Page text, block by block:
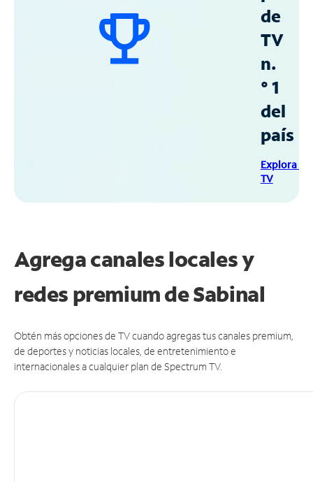
de
TV
n.
° 1
del
país
Explora
TV
Agrega canales locales y
redes premium de Sabinal
Obtén más opciones de TV cuando agregas tus canales premium,
de deportes y noticias locales, de entretenimiento e
internacionales a cualquier plan de Spectrum TV.